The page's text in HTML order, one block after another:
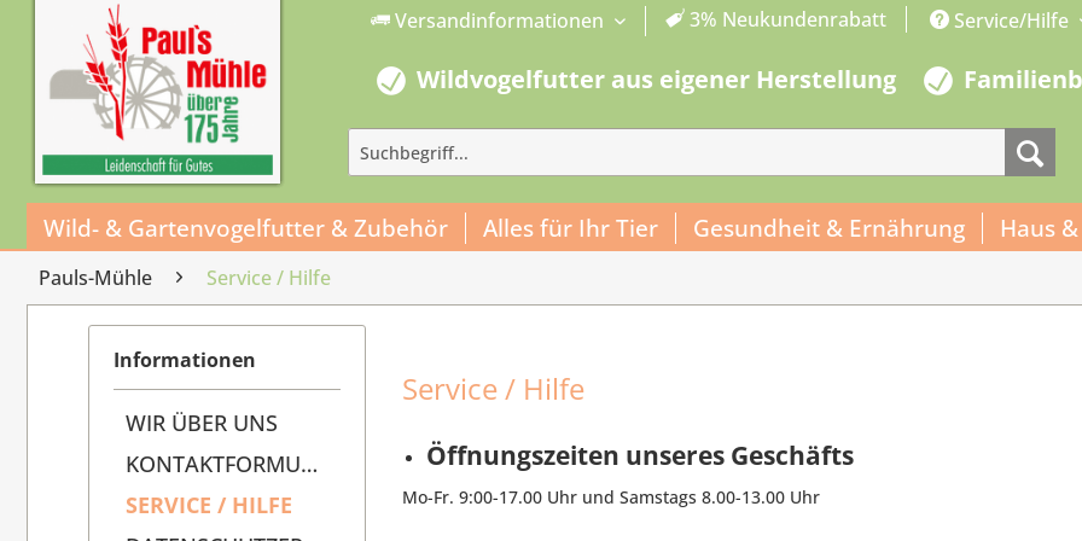
Versandinformationen 3% Neukundenrabatt Service/Hilfe
Wildvogelfutter aus eigener Herstellung
Wild- & Gartenvogelfutter & Zubehör Alles für Ihr Tier Gesundheit & Ernährung Haus
Pauls-Mühle Service / Hilfe
Informationen
WIR ÜBER UNS
KONTAKTFORMULAR
SERVICE / HILFE
Service / Hilfe
Öffnungszeiten unseres Geschäfts
Mo-Fr. 9:00-17.00 Uhr und Samstags 8.00-13.00 Uhr